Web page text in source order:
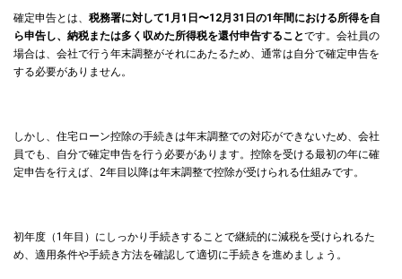
確定申告とは、 税務署に対して1月1日〜12月31日の1年間における所得を自
ら申告し、納税または多く収めた所得税を還付申告することです。会社員の
場合は、会社で行う年末調整がそれにあたるため、通常は自分で確定申告を
する必要がありません。
しかし、住宅ローン控除の手続きは年末調整での対応ができないため、会社
員でも、自分で確定申告を行う必要があります。控除を受ける最初の年に確
定申告を行えば、2年目以降は年末調整で控除が受けられる仕組みです。
初年度（1年目）にしっかり手続きすることで継続的に減税を受けられるた
め、適用条件や手続き方法を確認して適切に手続きを進めましょう。